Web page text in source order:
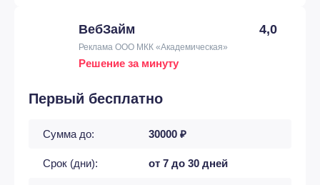
ВебЗайм 4,0
Реклама ООО МКК «Академическая»
Решение за минуту
Первый бесплатно
Сумма до: 30000 ₽
Срок (дни): от 7 до 30 дней